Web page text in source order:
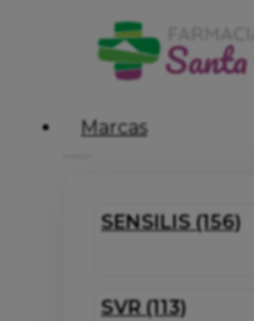
Marcas
SENSILIS (156)
SVR (113)